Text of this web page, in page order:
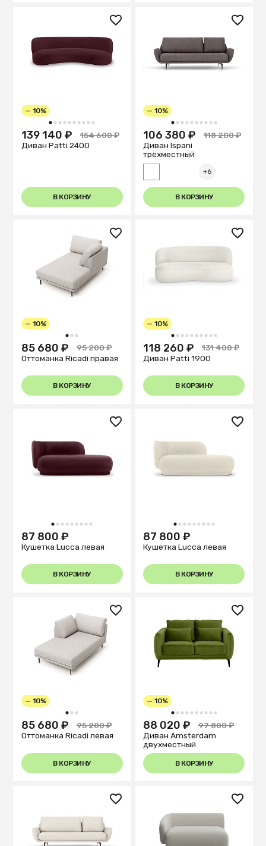
1 2 3 4 5 6 7 8 9 10
— 10%
139 140 ₽
154 600 ₽
Диван Patti 2400
В КОРЗИНУ
1 2 3 4 5 6 7 8 9 10
— 10%
106 380 ₽
118 200 ₽
Диван Ispani
трёхместный
+6
В КОРЗИНУ
1 2 3
— 10%
85 680 ₽
95 200 ₽
Оттоманка Ricadi правая
В КОРЗИНУ
1 2 3 4 5 6 7 8 9 10
— 10%
118 260 ₽
131 400 ₽
Диван Patti 1900
В КОРЗИНУ
1 2 3 4 5 6 7 8 9
87 800 ₽
Кушетка Lucca левая
В КОРЗИНУ
1 2 3 4 5 6 7 8 9
87 800 ₽
Кушетка Lucca левая
В КОРЗИНУ
1 2 3
— 10%
85 680 ₽
95 200 ₽
Оттоманка Ricadi левая
В КОРЗИНУ
1 2 3 4 5 6 7 8 9 10
— 10%
88 020 ₽
97 800 ₽
Диван Amsterdam
двухместный
В КОРЗИНУ